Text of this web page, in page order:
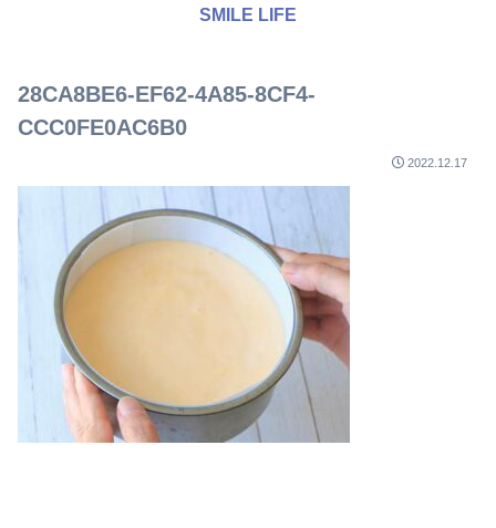
SMILE LIFE
28CA8BE6-EF62-4A85-8CF4-
CCC0FE0AC6B0
2022.12.17